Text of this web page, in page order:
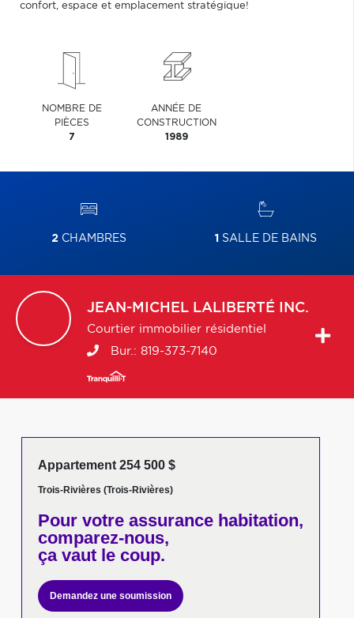
confort, espace et emplacement stratégique!
NOMBRE DE
PIÈCES
7
ANNÉE DE
CONSTRUCTION
1989
2CHAMBRES 1 SALLE DE BAINS
JEAN-MICHEL LALIBERTÉ INC.
Courtier immobilier résidentiel
Bur.: 819-373-7140
Appartement 254 500 $
Trois-Rivières (Trois-Rivières)
Pour votreassurance habitation,
comparez-nous,
ça vaut le coup.
Demandez une soumission